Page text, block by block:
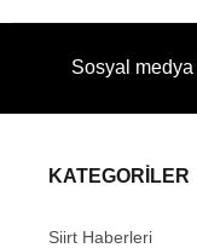
Sosyal medya
KATEGORİLER
Siirt Haberleri